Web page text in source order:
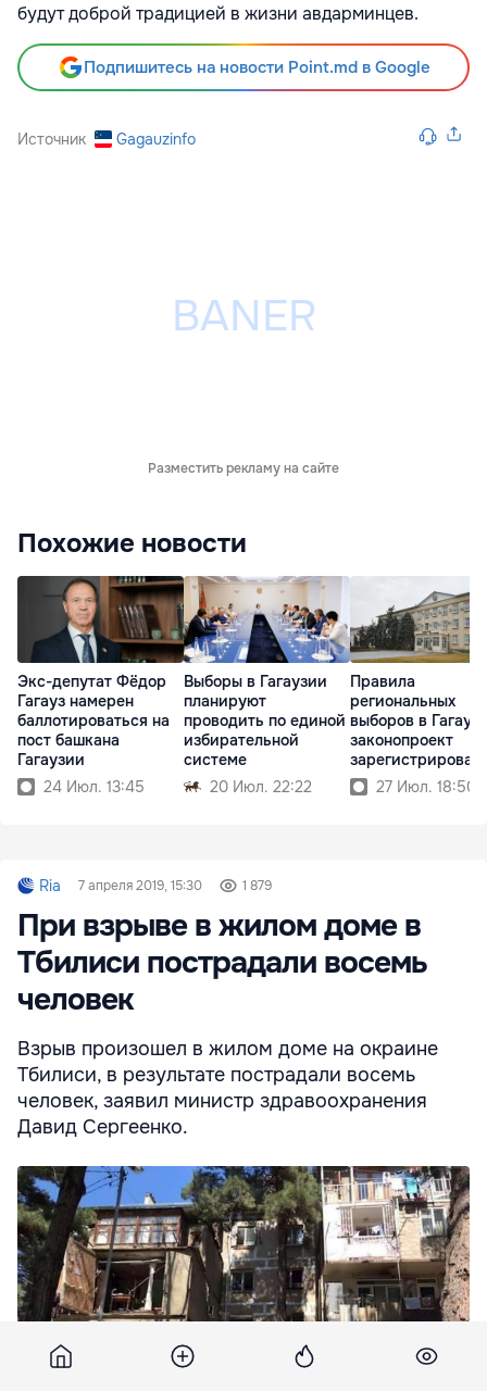
будут доброй традицией в жизни авдарминцев.
Подпишитесь на новости Point.md в Google
Источник Gagauzinfo
Разместить рекламу на сайте
Похожие новости
Экс-депутат Фёдор
Гагауз намерен
баллотироваться на
пост башкана
Гагаузии
24 Июл. 13:45
Выборы в Гагаузии
планируют
проводить по единой
избирательной
системе
20 Июл. 22:22
Правила
региональных
выборов в
законопроект
зарегистрирован
парламенте
27 Июл. 18:50
Ria 7 апреля 2019, 15:30 1 879
При взрыве в жилом доме в
Тбилиси пострадали восемь
человек
Взрыв произошел в жилом доме на окраине
Тбилиси, в результате пострадали восемь
человек, заявил министр здравоохранения
Давид Сергеенко.